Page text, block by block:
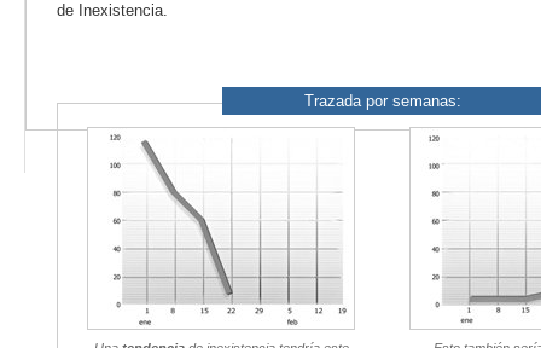
de Inexistencia.
Trazada por semanas: